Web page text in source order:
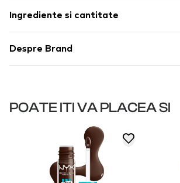
Ingrediente si cantitate
Despre Brand
POATE ITI VA PLACEA SI